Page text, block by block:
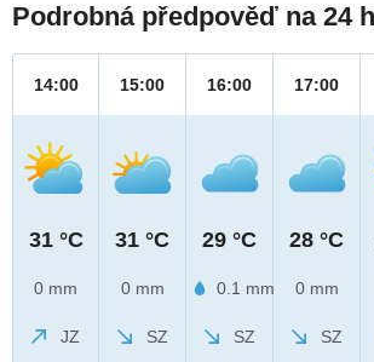
Podrobná předpověď na 24
14:00
31 °C
0 mm
JZ
15:00
31 °C
0 mm
SZ
16:00
29 °C
0.1 mm
SZ
17:00
28 °C
0 mm
SZ